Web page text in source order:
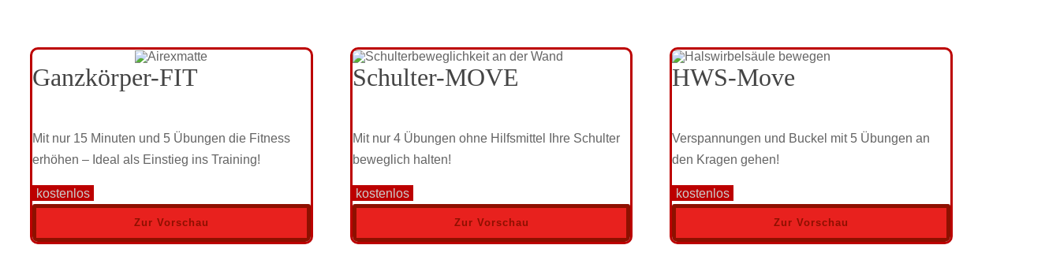
Ganzkörper-FIT
Mit nur 15 Minuten und 5 Übungen die Fitness
erhöhen – Ideal als Einstieg ins Training!
kostenlos
Zur Vorschau
Schulter-MOVE
Mit nur 4 Übungen ohne Hilfsmittel Ihre Schulter
beweglich halten!
kostenlos
Zur Vorschau
HWS-Move
Verspannungen und Buckel mit 5 Übungen an
den Kragen gehen!
kostenlos
Zur Vorschau